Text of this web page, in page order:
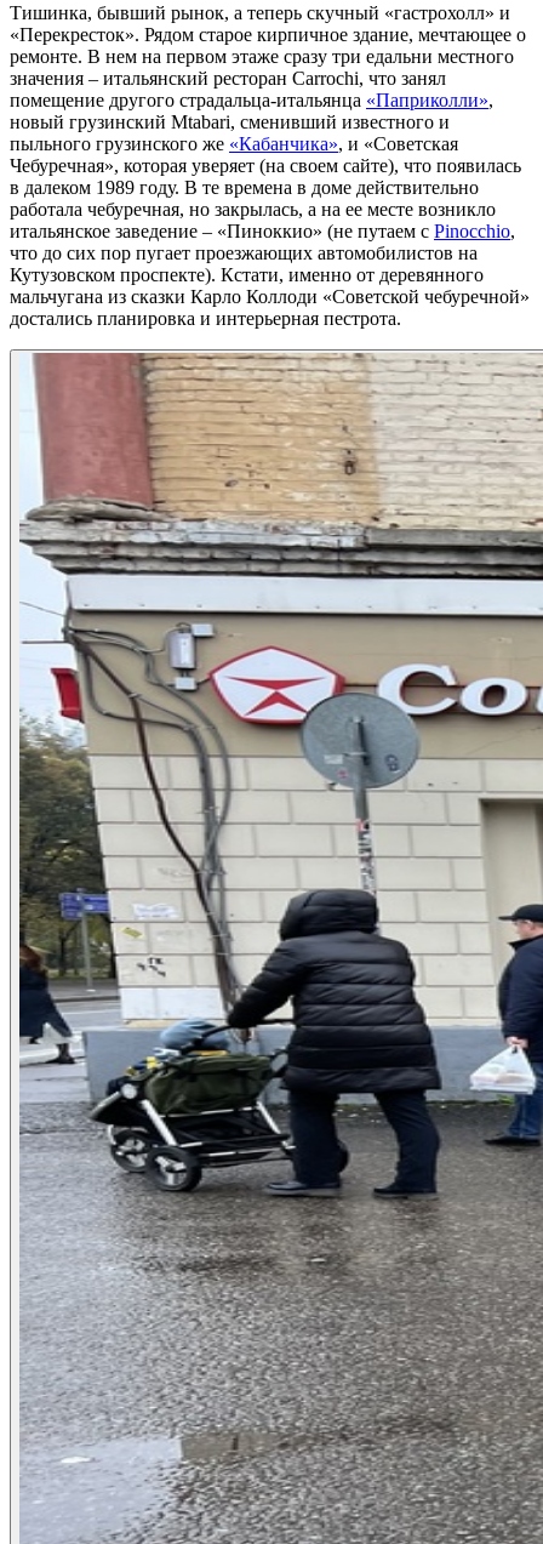
Тишинка, бывший рынок, а теперь скучный «гастрохолл» и
«Перекресток». Рядом старое кирпичное здание, мечтающее о
ремонте. В нем на первом этаже сразу три едальни местного
значения – итальянский ресторан Carrochi, что занял
помещение другого страдальца-итальянца «Паприколли»,
новый грузинский Mtabari, сменивший известного и
пыльного грузинского же «Кабанчика», и «Советская
Чебуречная», которая уверяет (на своем сайте), что появилась
в далеком 1989 году. В те времена в доме действительно
работала чебуречная, но закрылась, а на ее месте возникло
итальянское заведение – «Пиноккио» (не путаем с Pinocchio,
что до сих пор пугает проезжающих автомобилистов на
Кутузовском проспекте). Кстати, именно от деревянного
мальчугана из сказки Карло Коллоди «Советской чебуречной»
достались планировка и интерьерная пестрота.